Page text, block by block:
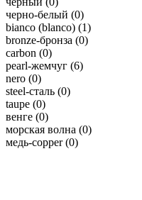
черно-белый (0)
bianco (blanco) (1)
bronze-бронза (0)
carbon (0)
pearl-жемчуг (6)
nero (0)
steel-сталь (0)
taupe (0)
венге (0)
морская волна (0)
медь-copper (0)